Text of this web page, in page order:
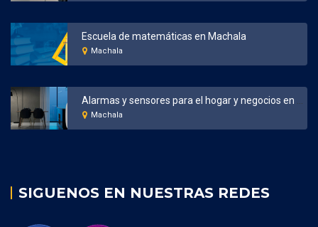
Escuela de matemáticas en Machala
Machala
Machala
SIGUENOS EN NUESTRAS REDES